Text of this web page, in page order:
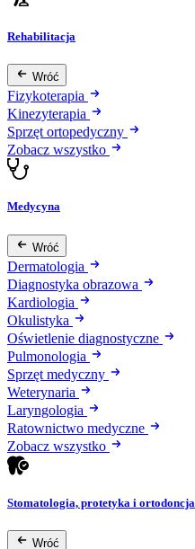
Rehabilitacja
Wróć
Fizykoterapia
Kinezyterapia
Sprzęt ortopedyczny
Zobacz wszystko
Medycyna
Wróć
Dermatologia
Diagnostyka obrazowa
Kardiologia
Okulistyka
Oświetlenie diagnostyczne
Pulmonologia
Sprzęt medyczny
Weterynaria
Laryngologia
Ratownictwo medyczne
Zobacz wszystko
Stomatologia, protetyka i ortodoncja
Wróć